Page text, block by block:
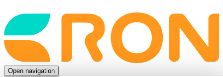
Back
to
frontpage
Open navigation